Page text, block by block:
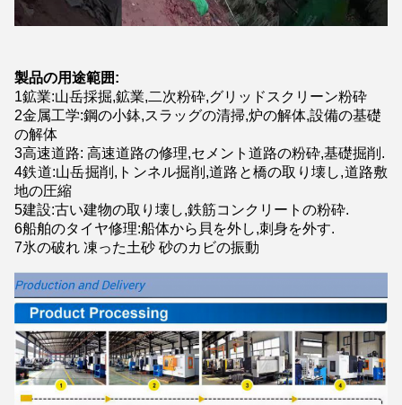
製品の用途範囲:
1鉱業:山岳採掘,鉱業,二次粉砕,グリッドスクリーン粉砕
2金属工学:鋼の小鉢,スラッグの清掃,炉の解体,設備の基礎
の解体
3高速道路: 高速道路の修理,セメント道路の粉砕,基礎掘削.
4鉄道:山岳掘削,トンネル掘削,道路と橋の取り壊し,道路敷
地の圧縮
5建設:古い建物の取り壊し,鉄筋コンクリートの粉砕.
6船舶のタイヤ修理:船体から貝を外し,刺身を外す.
7氷の破れ 凍った土砂 砂のカビの振動